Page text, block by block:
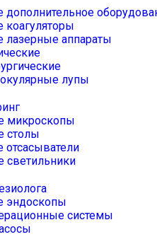
дополнительное
коагуляторы
лазерные аппараты
лупы
микроскопы
столы
отсасыватели
светильники
эндоскопы
системы